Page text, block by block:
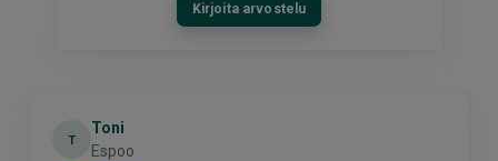
Kirjoita arvostelu
T
Toni
Espoo